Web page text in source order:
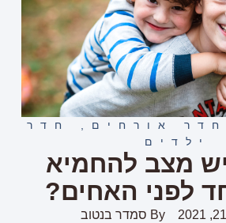
חדר אורחים
חדר
ילדים
מצב להחמיא
לפני האחים?
By סמדר בנטוב